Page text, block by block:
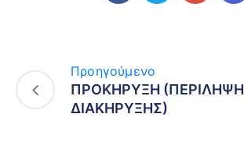
Προηγούμενο
ΠΡΟΚΗΡΥΞΗ (ΠΕΡΙΛΗΨΗ
ΔΙΑΚΗΡΥΞΗΣ)